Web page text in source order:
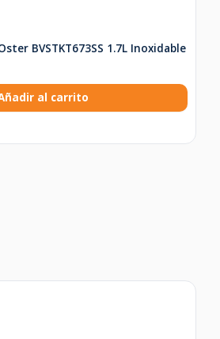
BVSTKT673SS 1.7L Inoxidable
al carrito